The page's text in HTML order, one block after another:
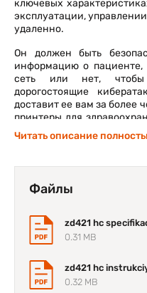
ключевых
эксплуатации,
удаленно.
Он должен быть
информацию о пациенте,
сеть или нет, чтобы
дорогостоящие
доставит ее вам за более
принтеры для
рабочими процессами,
работу.
Опираясь на наследие
гибкость и надежность,
использования.
Читать описание
Файлы
zd421 hc
0.31 MB
zd421 hc
0.32 MB